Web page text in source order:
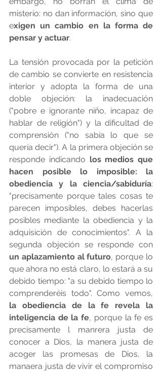
misterio: no dan información, sino que
exigen un cambio en la forma de
pensar y actuar.
La tensión provocada por la petición
de cambio se convierte en resistencia
interior y adopta la forma de una
doble objeción: la inadecuación
("pobre e ignorante niño, incapaz de
hablar de religión") y la dificultad de
comprensión ("no sabía lo que se
quería decir"). A la primera objeción se
responde indicando los medios que
hacen posible lo imposible: la
obediencia y la ciencia/sabiduría:
"precisamente porque tales cosas te
parecen imposibles, debes hacerlas
posibles mediante la obediencia y la
adquisición de conocimientos". A la
un aplazamiento al futuro, porque lo
que ahora no está claro, lo estará a su
debido tiempo: "a su debido tiempo lo
la obediencia de la fe revela la
inteligencia de la fe, porque la fe es
precisamente l manrera justa de
conocer a Dios, la manera justa de
acoger las promesas de Dios, la
manaera justa de vivir el compromiso